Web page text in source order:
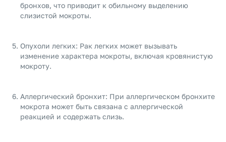
бронхов, что приводит к обильному выделению
слизистой мокроты.
Опухоли легких: Рак легких может вызывать
изменение характера мокроты, включая кровянистую
мокроту.
Аллергический бронхит: При аллергическом бронхите
мокрота может быть связана с аллергической
реакцией и содержать слизь.